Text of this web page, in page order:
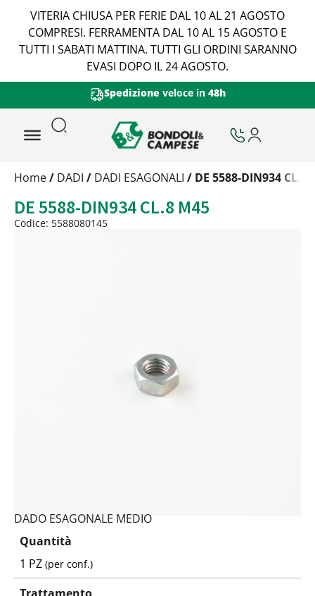
VITERIA CHIUSA PER FERIE DAL 10 AL 21 AGOSTO
COMPRESI. FERRAMENTA DAL 10 AL 15 AGOSTO E
TUTTI I SABATI MATTINA. TUTTI GLI ORDINI SARANNO
EVASI DOPO IL 24 AGOSTO.
Spedizione veloce in 48h
Trattamento
Peso
Quantità
Home/ DADI / DADI ESAGONALI / DE 5588-DIN934 CL.8
DE 5588-DIN934 CL.8 M45
Codice: 5588080145
DADO ESAGONALE MEDIO
Quantità
1 PZ(per conf.)
Trattamento